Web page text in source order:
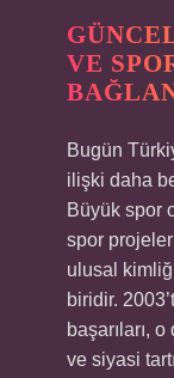
VE
Bugün
ilişki daha
Büyük spor
spor
ulusal
biridir.
başarıları,
ve siyasi